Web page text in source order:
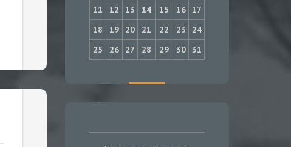
11
12 13 14 15 16 17
18
19 20 21 22 23
24
25
26 27 28 29 30 31